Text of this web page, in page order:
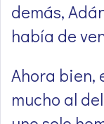
demás,
había de
Ahora bien,
mucho al